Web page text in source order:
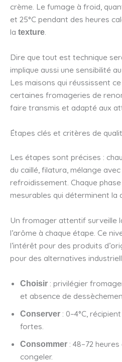
crème. Le fumage à froid,
et 25°C pendant des heures
la texture.
Dire que tout est technique
implique aussi une sensibilité
Les maisons qui réussissent
certaines fromageries de
faire transmis et adapté aux
Étapes clés et critères de
Les étapes sont précises :
du caillé, filatura, mélange
refroidissement. Chaque
mesurables qui déterminent la
Un fromager attentif surveille
l’arôme à chaque étape. Ce
l’intérêt pour des produits
pour des alternatives
Choisir : privilégier
et absence de
Conserver : 0–4°C,
fortes.
Consommer : 48–72
congeler.